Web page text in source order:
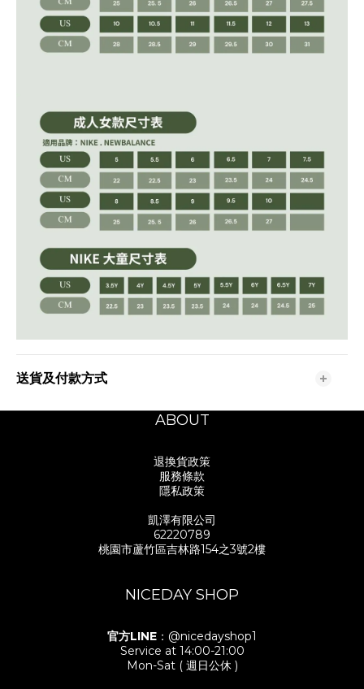
送貨及付款方式
ABOUT
退換貨政策
服務條款
隱私政策
凱澤有限公司
62220789
桃園市蘆竹區吉林路154之3號2樓
NICEDAY SHOP
官方LINE ：@nicedayshop1
Service at 14:00-21:00
Mon-Sat ( 週日公休 )